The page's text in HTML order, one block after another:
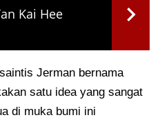
Kai Hee
Jerman bernama
satu idea yang sangat
di muka bumi ini